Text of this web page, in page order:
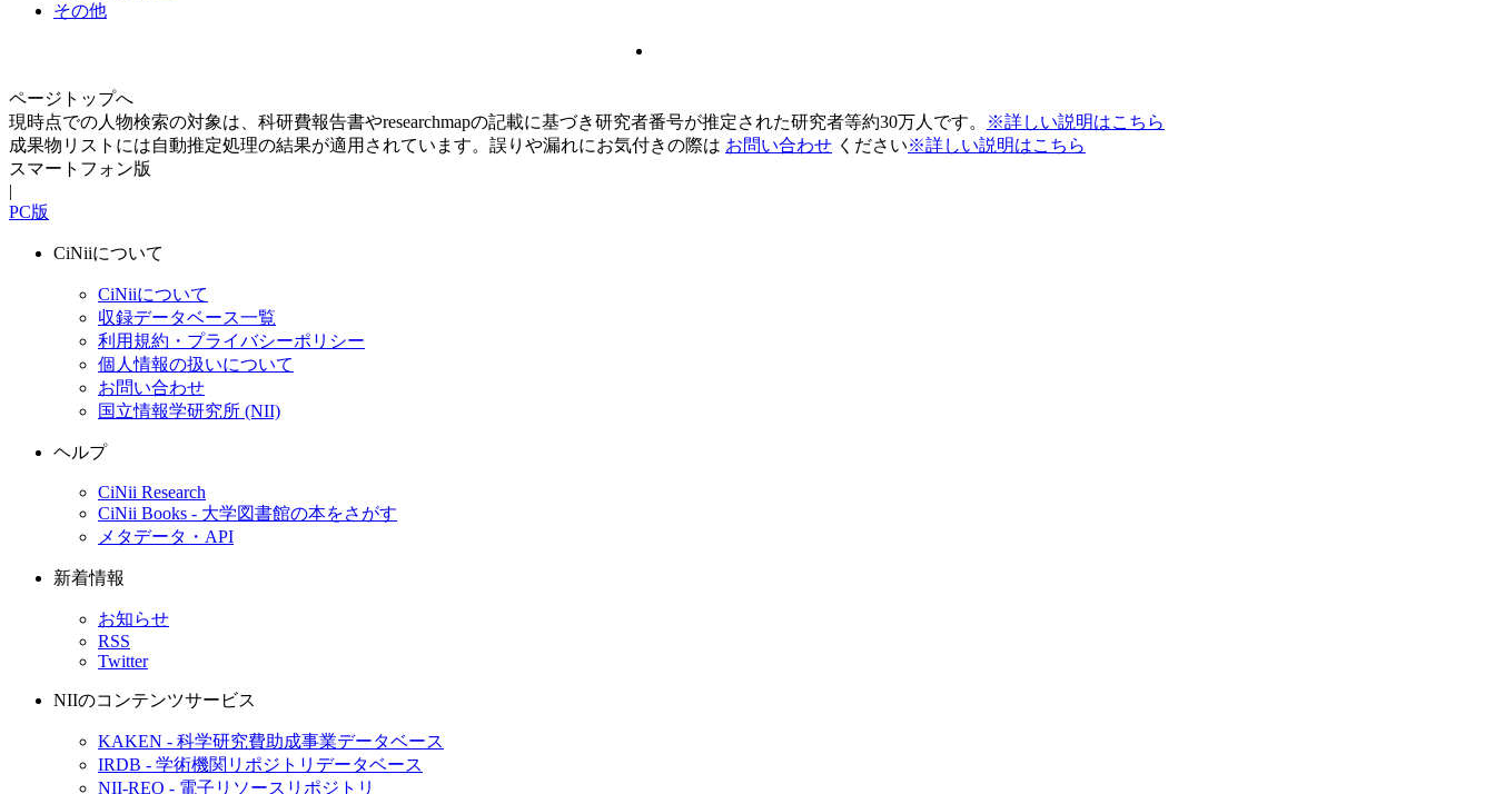
その他
ページトップへ
現時点での人物検索の対象は、科研費報告書やresearchmapの記載に基づき研究者番号が推定された研究者等約30万人です。
※詳しい説明はこちら
成果物リストには自動推定処理の結果が適用されています。誤りや漏れにお気付きの際は お問い合わせ ください※詳しい説明はこちら
スマートフォン版
|
PC版
CiNiiについて
CiNiiについて
収録データベース一覧
利用規約・プライバシーポリシー
個人情報の扱いについて
お問い合わせ
国立情報学研究所 (NII)
ヘルプ
CiNii Research
CiNii Books - 大学図書館の本をさがす
メタデータ・API
新着情報
お知らせ
RSS
Twitter
NIIのコンテンツサービス
KAKEN - 科学研究費助成事業データベース
IRDB - 学術機関リポジトリデータベース
NII-REO - 電子リソースリポジトリ